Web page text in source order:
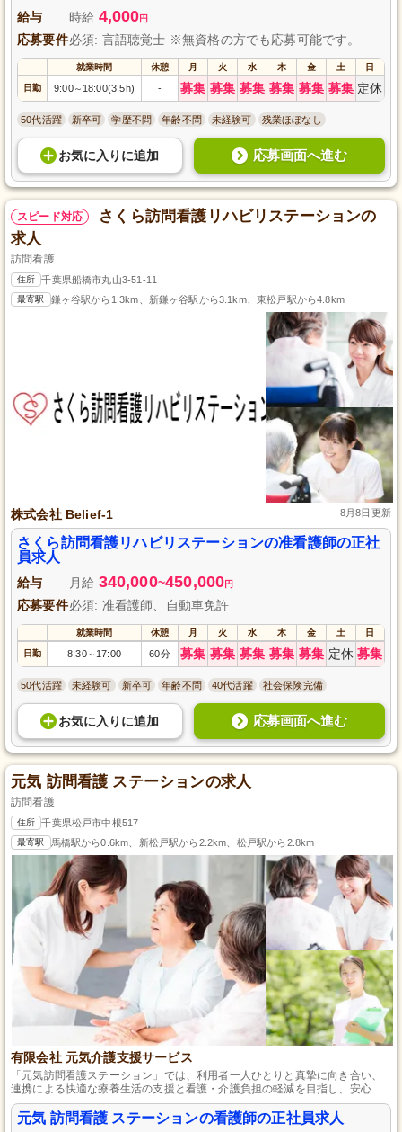
給与 時給 4,000円
応募要件必須: 言語聴覚士 ※無資格の方でも応募可能です。
就業時間 休憩 月 火 水 木 金 土 日
日勤 9:00～ 18:00(3.5h) - 募集 募集 募集 募集 募集 募集 定休
50代活躍 新卒可 学歴不問 年齢不問 未経験可 残業ほぼなし
お気に入り に追加 応募画面へ進む
スピード対応
さくら訪問看護リハビリステーションの
求人
訪問看護
住所 千葉県船橋市丸山3-51-11
最寄駅 鎌ヶ谷駅から1.3km、新鎌ヶ谷駅から3.1km、東松戸駅から4.8km
株式会社 Belief-1 8月8日更新
さくら訪問看護リハビリステーションの准看護師の正社
員求人
給与 月給 340,000~450,000円
応募要件必須: 准看護師、自動車免許
就業時間 休憩 月 火 水 木 金 土 日
日勤 8:30～ 17:00 60分 募集 募集 募集 募集 募集 定休 募集
50代活躍 未経験可 新卒可 年齢不問 40代活躍 社会保険完備
お気に入り に追加 応募画面へ進む
元気 訪問看護 ステーションの求人
訪問看護
住所 千葉県松戸市中根517
最寄駅 馬橋駅から0.6km、新松戸駅から2.2km、松戸駅から2.8km
有限会社 元気介護支援サービス
「元気訪問看護ステーション」では、利用者一人ひとりと真摯に向き合い、
連携による快適な療養生活の支援と看護・介護負担の軽減を目指し、安心し
て働ける環境作りに力を注いでいます。
元気 訪問看護 ステーションの看護師の正社員求人